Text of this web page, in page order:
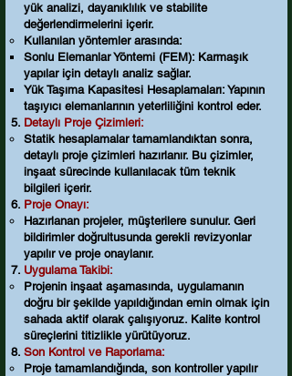
yük analizi, dayanıklılık ve stabilite
değerlendirmelerini içerir.
Kullanılan yöntemler arasında:
Sonlu Elemanlar Yöntemi (FEM): Karmaşık
yapılar için detaylı analiz sağlar.
Yük Taşıma Kapasitesi Hesaplamaları: Yapının
taşıyıcı elemanlarının yeterliliğini kontrol eder.
Detaylı Proje Çizimleri:
Statik hesaplamalar tamamlandıktan sonra,
detaylı proje çizimleri hazırlanır. Bu çizimler,
inşaat sürecinde kullanılacak tüm teknik
bilgileri içerir.
Proje Onayı:
Hazırlanan projeler, müşterilere sunulur. Geri
bildirimler doğrultusunda gerekli revizyonlar
yapılır ve proje onaylanır.
Uygulama Takibi:
Projenin inşaat aşamasında, uygulamanın
doğru bir şekilde yapıldığından emin olmak için
sahada aktif olarak çalışıyoruz. Kalite kontrol
süreçlerini titizlikle yürütüyoruz.
Son Kontrol ve Raporlama:
Proje tamamlandığında, son kontroller yapılır